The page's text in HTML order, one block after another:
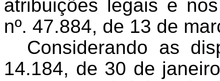
atribuições legais e
nº. 47.884, de 13 de
Considerando as
14.184, de 30 de